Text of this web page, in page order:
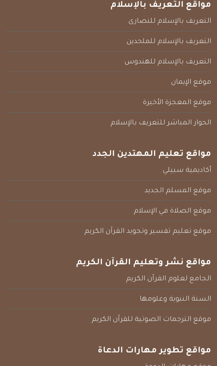
مواقع التعريف بالإسلام
التعريف بالإسلام للنصارى
التعريف بالإسلام للملحدين
التعريف بالإسلام للهندوس
موقع الإيمان
موقع المعجزة الأخيرة
الحوار المباشر للتعريف بالإسلام
مواقع تعليم المهتدين الجدد
أكاديمية سبيلي
موقع المسلم الجديد
موقع الصلاة في الإسلام
موقع تعليم تفسير وتجويد القرآن الكريم
مواقع نشر وتعليم القرآن الكريم
الجامع لعلوم القرآن الكريم
السنة النبوية وعلومها
موقع الترجمات الصوتية للقرآن الكريم
مواقع تطوير مهارات الدعاة